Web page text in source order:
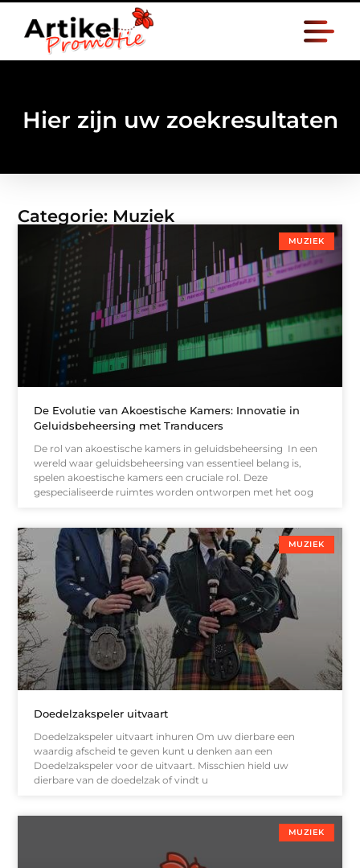
Hier zijn uw zoekresultaten
Categorie: Muziek
MUZIEK
De Evolutie van Akoestische Kamers: Innovatie in
Geluidsbeheersing met Tranducers
De rol van akoestische kamers in geluidsbeheersing In een
wereld waar geluidsbeheersing van essentieel belang is,
spelen akoestische kamers een cruciale rol. Deze
gespecialiseerde ruimtes worden ontworpen met het oog
MUZIEK
Doedelzakspeler uitvaart
Doedelzakspeler uitvaart inhuren Om uw dierbare een
waardig afscheid te geven kunt u denken aan een
Doedelzakspeler voor de uitvaart. Misschien hield uw
dierbare van de doedelzak of vindt u
MUZIEK